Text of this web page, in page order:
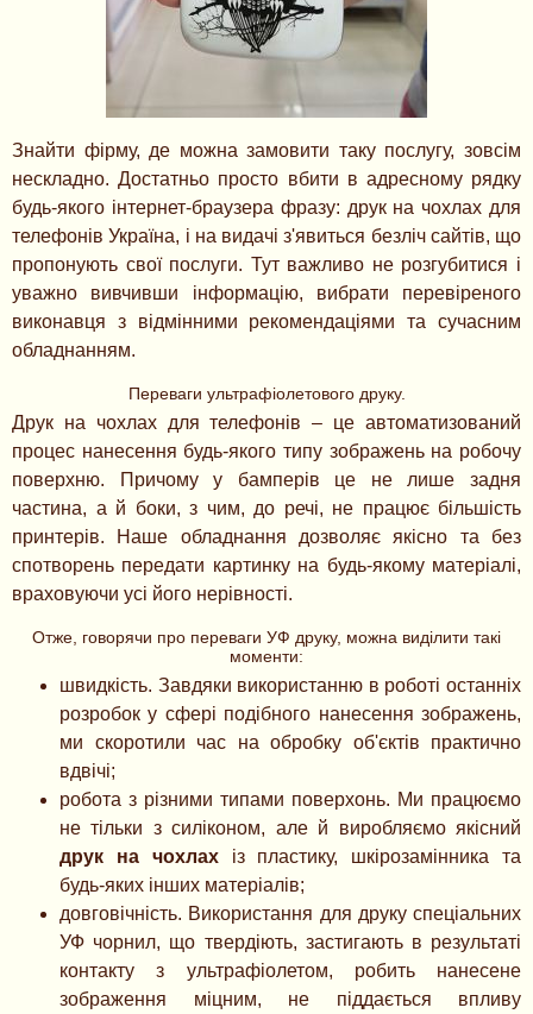
Знайти фірму, де можна замовити таку послугу, зовсім
нескладно. Достатньо просто вбити в адресному рядку
будь-якого інтернет-браузера фразу: друк на чохлах для
телефонів Україна, і на видачі з'явиться безліч сайтів, що
пропонують свої послуги. Тут важливо не розгубитися і
уважно вивчивши інформацію, вибрати перевіреного
виконавця з відмінними рекомендаціями та сучасним
обладнанням.
Переваги ультрафіолетового друку.
Друк на чохлах для телефонів – це автоматизований
процес нанесення будь-якого типу зображень на робочу
поверхню. Причому у бамперів це не лише задня
частина, а й боки, з чим, до речі, не працює більшість
принтерів. Наше обладнання дозволяє якісно та без
спотворень передати картинку на будь-якому матеріалі,
враховуючи усі його нерівності.
Отже, говорячи про переваги УФ друку, можна виділити такі
моменти:
швидкість. Завдяки використанню в роботі останніх
розробок у сфері подібного нанесення зображень,
ми скоротили час на обробку об'єктів практично
вдвічі;
робота з різними типами поверхонь. Ми працюємо
не тільки з силіконом, але й виробляємо якісний
друк на чохлахіз пластику, шкірозамінника та
будь-яких інших матеріалів;
довговічність. Використання для друку спеціальних
УФ чорнил, що твердіють, застигають в результаті
контакту з ультрафіолетом, робить нанесене
зображення міцним, не піддається впливу